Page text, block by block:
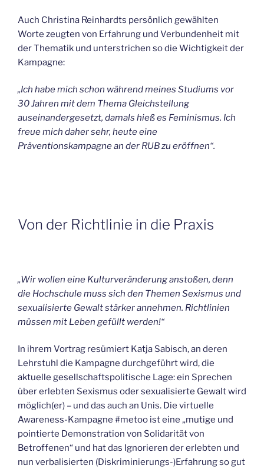
Auch Christina Reinhardts persönlich gewählten
Worte zeugten von Erfahrung und Verbundenheit mit
der Thematik und unterstrichen so die Wichtigkeit der
Kampagne:
„Ich habe mich schon während meines Studiums vor
30 Jahren mit dem Thema Gleichstellung
auseinandergesetzt, damals hieß es Feminismus. Ich
freue mich daher sehr, heute eine
Präventionskampagne an der RUB zu eröffnen“.
Von der Richtlinie in die Praxis
„Wir wollen eine Kulturveränderung anstoßen, denn
die Hochschule muss sich den Themen Sexismus und
sexualisierte Gewalt stärker annehmen. Richtlinien
müssen mit Leben gefüllt werden!“
In ihrem Vortrag resümiert Katja Sabisch, an deren
Lehrstuhl die Kampagne durchgeführt wird, die
aktuelle gesellschaftspolitische Lage: ein Sprechen
über erlebten Sexismus oder sexualisierte Gewalt wird
möglich(er) – und das auch an Unis. Die virtuelle
Awareness-Kampagne #metoo ist eine „mutige und
pointierte Demonstration von Solidarität von
Betroffenen“ und hat das Ignorieren der erlebten und
nun verbalisierten (Diskriminierungs-)Erfahrung so gut